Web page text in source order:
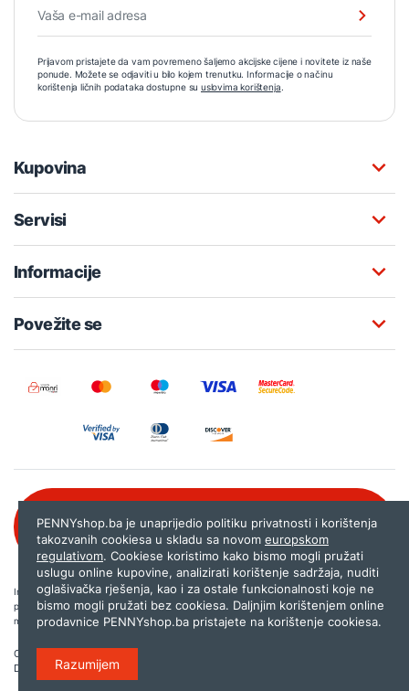
Prijavom pristajete da vam povremeno šaljemo akcijske cijene i novitete iz naše
ponude. Možete se odjaviti u bilo kojem trenutku. Informacije o načinu
korištenja ličnih podataka dostupne su uslovima korištenja.
Kupovina
Servisi
Informacije
Povežite se
080 020 261
Internet trgovina PENNYshop.ba nastoji objavljivati samo provjerene i pravilne
podatke. Ako na našoj stranici otkrijete neistinite, odnosno neadekvatne informacije,
molimo vas da nam to javite nashop@pennyplus.com .
Copyright © 2026.
Dizajn i programiranje:
PENNYshop.ba je unaprijedio politiku privatnosti i korištenja
takozvanih cookiesa u skladu sa novom europskom
regulativom. Cookiese koristimo kako bismo mogli pružati
uslugu online kupovine, analizirati korištenje sadržaja, nuditi
oglašivačka rješenja, kao i za ostale funkcionalnosti koje ne
bismo mogli pružati bez cookiesa. Daljnjim korištenjem online
prodavnice PENNYshop.ba pristajete na korištenje cookiesa.
Razumijem